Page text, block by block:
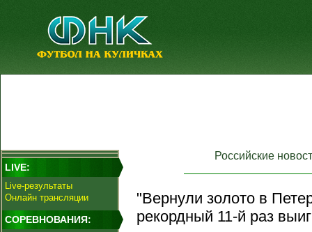
LIVE:
Live-результаты
Онлайн трансляции
СОРЕВНОВАНИЯ:
Российские
"Вернули золото в
рекордный 11-й раз